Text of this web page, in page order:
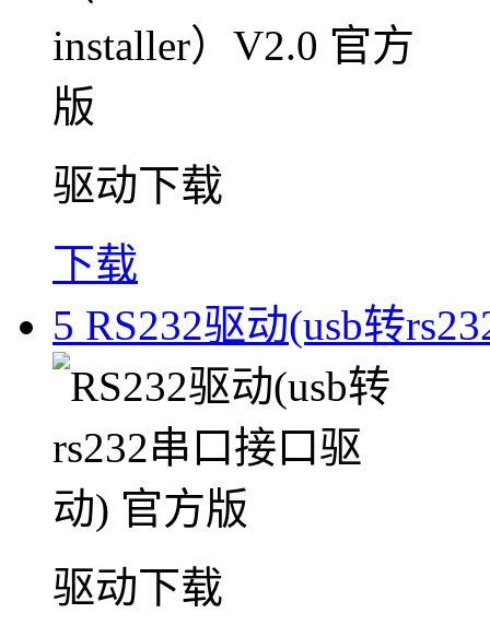
驱动下载
下载
5 RS232驱动(usb转
驱动下载